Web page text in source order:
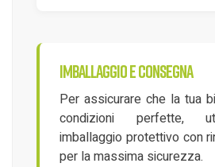
Imballaggio e consegna
Per assicurare che la tua
condizioni perfette,
imballaggio protettivo con
per la massima sicurezza.